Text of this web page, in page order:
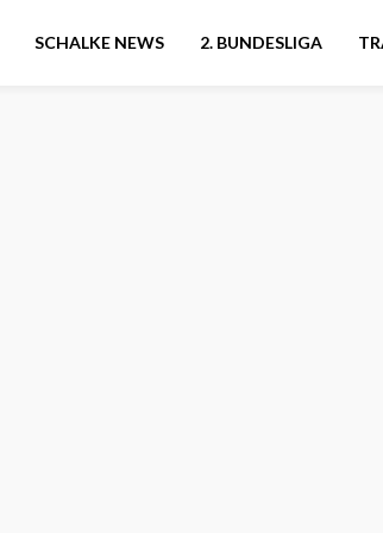
SCHALKE NEWS 2. BUNDESLIGA